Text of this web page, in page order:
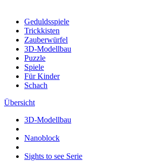
Geduldsspiele
Trickkisten
Zauberwürfel
3D-Modellbau
Puzzle
Spiele
Für Kinder
Schach
Übersicht
3D-Modellbau
Nanoblock
Sights to see Serie